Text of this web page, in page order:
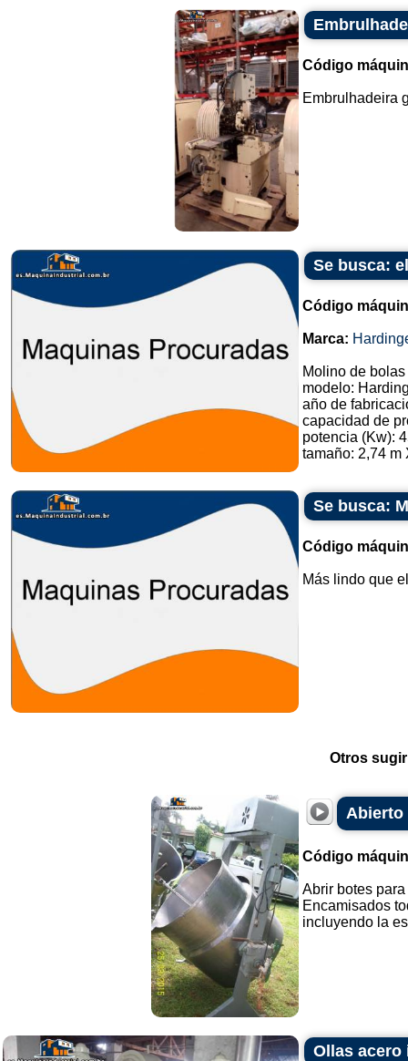
Código
Embrulhadeira
Se busca:
Código
Marca:
Molino de bolas
modelo:
año de
capacidad de
potencia (Kw):
tamaño: 2,74 m
Se busca:
Código
Más lindo que
Otros
Abierto
Código
Abrir botes
Encamisados
incluyendo la
Ollas acero